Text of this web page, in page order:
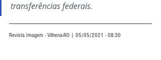
transferências federais.
Revista Imagem - Vilhena-RO | 05/05/2021 - 08:30